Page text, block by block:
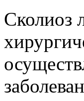
Сколиоз